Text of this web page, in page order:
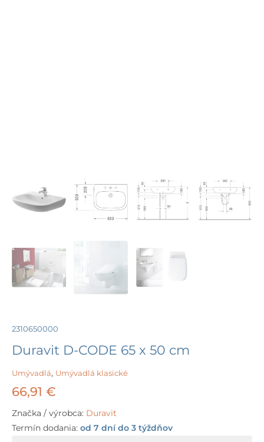
2310650000
Duravit D-CODE 65 x 50 cm
Umývadlá, Umývadlá klasické
66,91 €
Značka / výrobca: Duravit
Termín dodania: od 7 dní do 3 týždňov